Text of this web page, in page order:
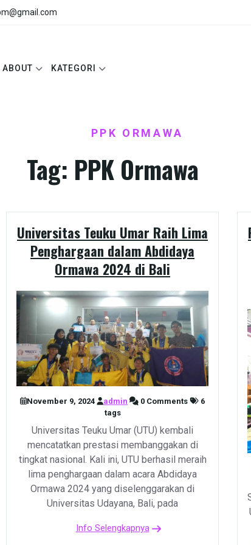
ABOUT KATEGORI
PPK ORMAWA
Tag: PPK Ormawa
Universitas Teuku Umar Raih Lima
Penghargaan dalam Abdidaya
Ormawa 2024 di Bali
November 9, 2024 admin 0 Comments
6
tags
Universitas Teuku Umar (UTU) kembali
mencatatkan prestasi membanggakan di
tingkat nasional. Kali ini, UTU berhasil meraih
lima penghargaan dalam acara Abdidaya
Ormawa 2024 yang diselenggarakan di
Universitas Udayana, Bali, pada
Info Selengkapnya